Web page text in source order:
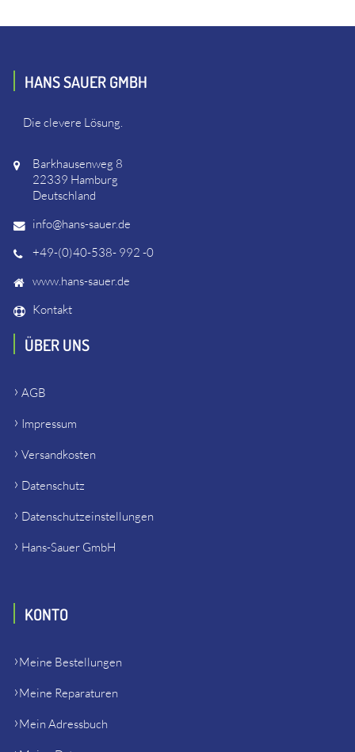
HANS SAUER GMBH
Die clevere Lösung.
Barkhausenweg 8
22339 Hamburg
Deutschland
info@hans-sauer.de
+49-(0)40-538- 992 -0
www.hans-sauer.de
Kontakt
ÜBER UNS
AGB
Impressum
Versandkosten
Datenschutz
Datenschutzeinstellungen
Hans-Sauer GmbH
KONTO
Meine Bestellungen
Meine Reparaturen
Mein Adressbuch